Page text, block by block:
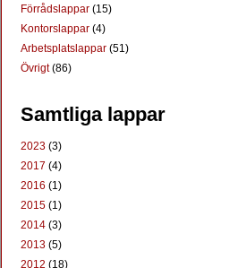
Förrådslappar (15)
Kontorslappar (4)
Arbetsplatslappar (51)
Övrigt(86)
Samtliga lappar
2023 (3)
2017 (4)
2016 (1)
2015 (1)
2014 (3)
2013 (5)
2012 (18)